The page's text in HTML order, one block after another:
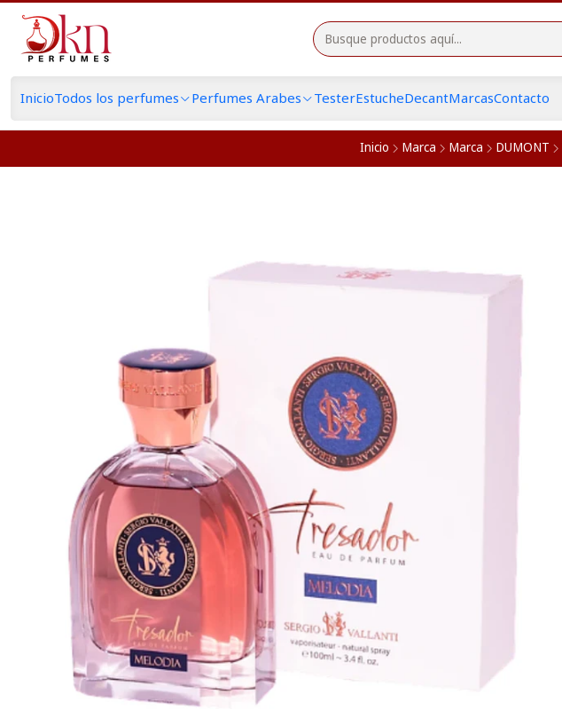
InicioTodos los perfumes Perfumes Arabes TesterEstucheDecantMarcasContacto
Inicio Marca Marca DUMONT